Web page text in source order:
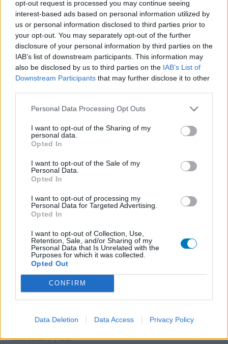
opt-out request is processed you may continue seeing
interest-based ads based on personal information utilized by
us or personal information disclosed to third parties prior to
your opt-out. You may separately opt-out of the further
disclosure of your personal information by third parties on the
IAB’s list of downstream participants. This information may
also be disclosed by us to third parties on the IAB’s List of
Downstream Participants that may further disclose it to other
Personal Data Processing Opt Outs
I want to opt-out of the Sharing of my
personal data.
Opted In
I want to opt-out of the Sale of my
Personal Data.
Opted In
I want to opt-out of processing my
Personal Data for Targeted Advertising.
Opted In
I want to opt-out of Collection, Use,
Retention, Sale, and/or Sharing of my
Personal Data that Is Unrelated with the
Purposes for which it was collected.
Opted Out
CONFIRM
Data Deletion Data Access Privacy Policy
Depressie - antidepressiva TCA
Efexor (665)
Depressie - antidepressiva overig
Ethinylestradiol / Levonorgestrel (656)
Anticonceptie - eenfase
Seroquel (647)
Psychose / schizofrenie - antipsychotica
Depressie - antidepressiva SSRI
Amoxicilline (646)
Antibiotica - penicillines breedspectrum
Verslavingsziekten
Metformine (620)
Implanon (hormoonimplantaat) (584)
Anticonceptie - overig
Lexapro (509)
Depressie - antidepressiva SSRI
Concerta (503)
ADHD - psychostimulantia
Amlodipine (493)
Antibiotica - penicillines breedspectrum
Roaccutane (480)